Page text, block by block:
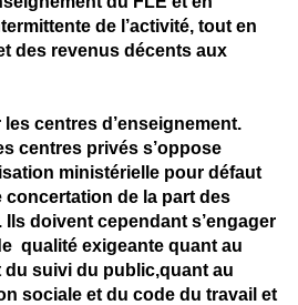
de l’activité, tout en
des revenus décents aux
les centres d’enseignement.
centres privés s’oppose
ministérielle pour défaut
concertation de la part des
Ils doivent cependant s’engager
qualité exigeante quant au
du suivi du public,quant au
sociale et du code du travail et